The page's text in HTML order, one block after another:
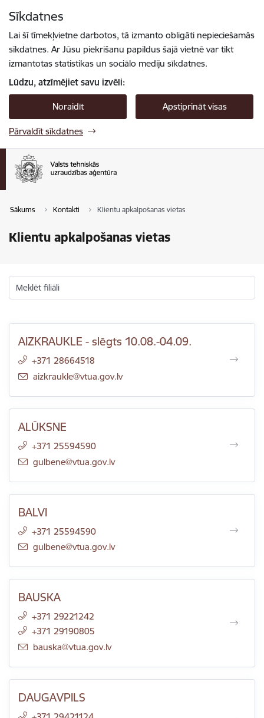
Sīkdatnes
Lai šī tīmekļvietne darbotos, tā izmanto obligāti nepieciešamās
sīkdatnes. Ar Jūsu piekrišanu papildus šajā vietnē var tikt
izmantotas statistikas un sociālo mediju sīkdatnes.
Lūdzu, atzīmējiet savu izvēli:
Noraidīt Apstiprināt visas
Pārvaldīt sīkdatnes
Sākums Kontakti Klientu apkalpošanas vietas
Klientu apkalpošanas vietas
Meklēt filiāli
AIZKRAUKLE - slēgts 10.08.-04.09.
+371 28664518
E-pasts:
aizkraukle@vtua.gov.lv
ALŪKSNE
+371 25594590
E-pasts:
gulbene@vtua.gov.lv
BALVI
+371 25594590
E-pasts:
gulbene@vtua.gov.lv
BAUSKA
+371 29221242
+371 29190805
E-pasts:
bauska@vtua.gov.lv
DAUGAVPILS